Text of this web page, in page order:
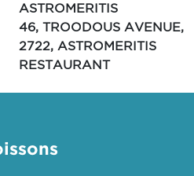
ASTROMERITIS
46, TROODOUS AVENUE,
2722, ASTROMERITIS
RESTAURANT